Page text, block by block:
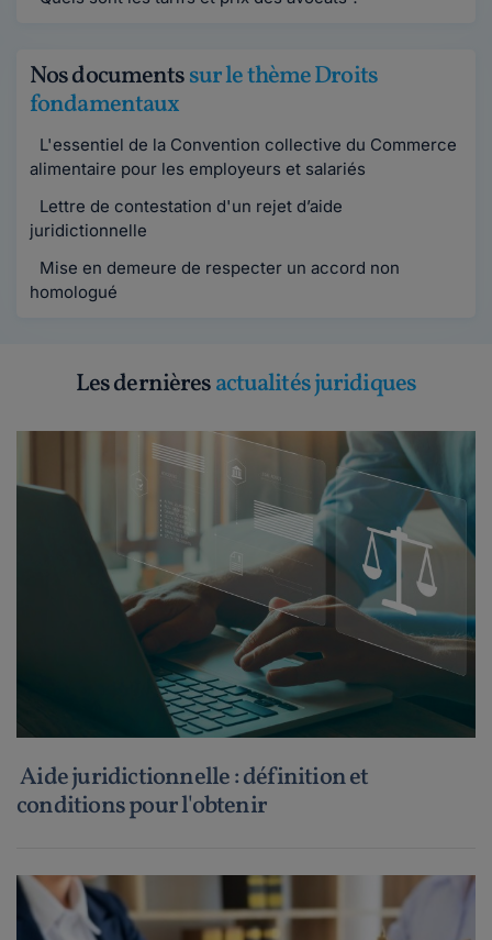
Nos documentssur le thème Droits
fondamentaux
L'essentiel de la Convention collective du Commerce
alimentaire pour les employeurs et salariés
Lettre de contestation d'un rejet d’aide
juridictionnelle
Mise en demeure de respecter un accord non
homologué
Les dernièresactualités juridiques
Aide juridictionnelle : définition et
conditions pour l'obtenir